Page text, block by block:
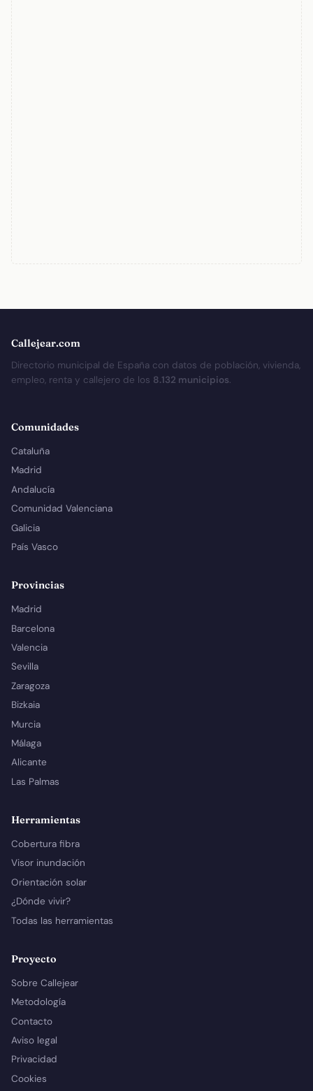
Callejear.com
Directorio municipal de España con datos de población, vivienda,
empleo, renta y callejero de los 8.132 municipios.
Comunidades
Cataluña
Madrid
Andalucía
Comunidad Valenciana
Galicia
País Vasco
Provincias
Madrid
Barcelona
Valencia
Sevilla
Zaragoza
Bizkaia
Murcia
Málaga
Alicante
Las Palmas
Herramientas
Cobertura fibra
Visor inundación
Orientación solar
¿Dónde vivir?
Todas las herramientas
Proyecto
Sobre Callejear
Metodología
Contacto
Aviso legal
Privacidad
Cookies